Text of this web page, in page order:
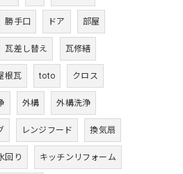
勝手口 ドア 部屋
瓦差し替え 瓦修繕
根瓦 toto クロス
外構 外構洗浄
レンジフード 換気扇
回り キッチンリフォーム